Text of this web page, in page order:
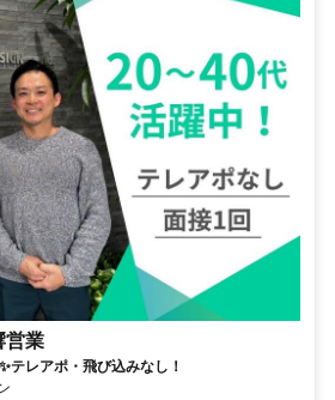
営業
レアポ・飛び込みなし！